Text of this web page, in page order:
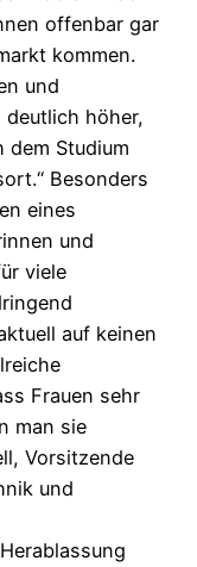
offenbar gar
kommen.
und
höher,
dem Studium
Besonders
eines
und
viele
auf keinen
Frauen sehr
man sie
Vorsitzende
und